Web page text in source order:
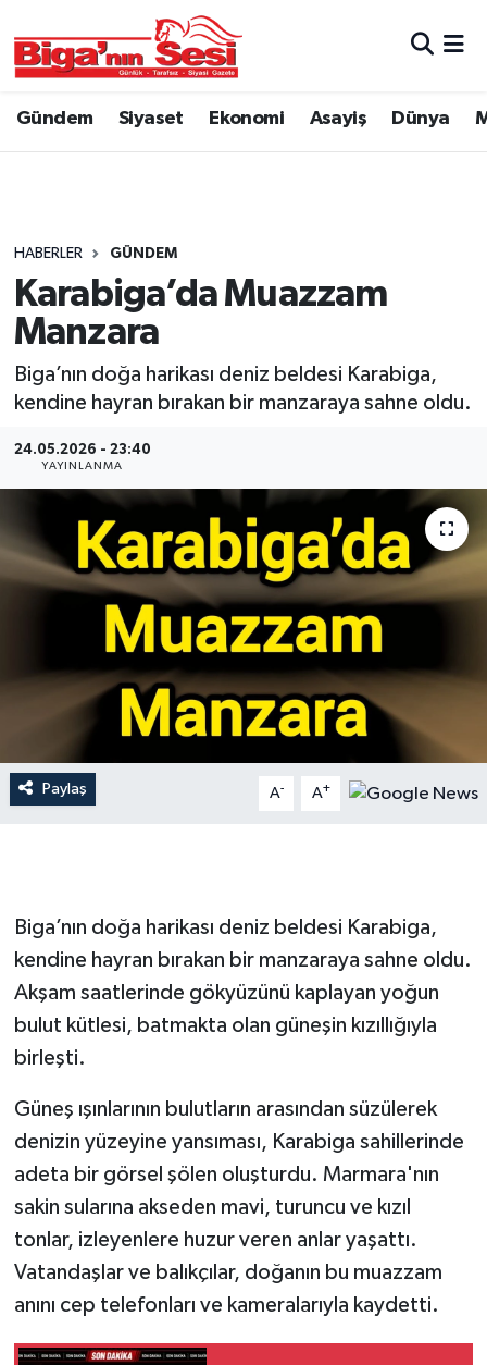
Gündem Siyaset Ekonomi Asayiş Dünya
HABERLER GÜNDEM
Karabiga’da Muazzam
Manzara
Biga’nın doğa harikası deniz beldesi Karabiga,
kendine hayran bırakan bir manzaraya sahne oldu.
24.05.2026 - 23:40
YAYINLANMA
Paylaş A- A+
Biga’nın doğa harikası deniz beldesi Karabiga,
kendine hayran bırakan bir manzaraya sahne oldu.
Akşam saatlerinde gökyüzünü kaplayan yoğun
bulut kütlesi, batmakta olan güneşin kızıllığıyla
birleşti.
Güneş ışınlarının bulutların arasından süzülerek
denizin yüzeyine yansıması, Karabiga sahillerinde
adeta bir görsel şölen oluşturdu. Marmara'nın
sakin sularına akseden mavi, turuncu ve kızıl
tonlar, izleyenlere huzur veren anlar yaşattı.
Vatandaşlar ve balıkçılar, doğanın bu muazzam
anını cep telefonları ve kameralarıyla kaydetti.
Asayiş
Belediye
Dünya
Ekonomi
Genel
Gündem
Hava Durumu
Kültür Sanat
Otomobil
Resmî ilanlar
Sağlık
Siyaset
Tarım ve Ekonomi
Ulusal
Yaşam
Çanakkale Hava Durumu
Tüm Manşetler
Son Dakika Haberleri